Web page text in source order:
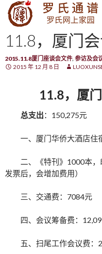
SKIP TO CONTENT
11.8，厦门
2015.11.8厦门座谈会文件, 参访及会
2015 年 12 月 8 日
11.8，厦
总支出 ：150,275元
一、厦门华侨大酒店住
二、《特刊》1000本
发票后，会增加费用）
三、交通费：7084元
四、会议筹备费：
五、扫尾工作会议费：